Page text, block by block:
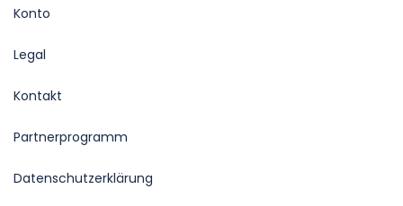
Konto
Legal
Kontakt
Partnerprogramm
Datenschutzerklärung